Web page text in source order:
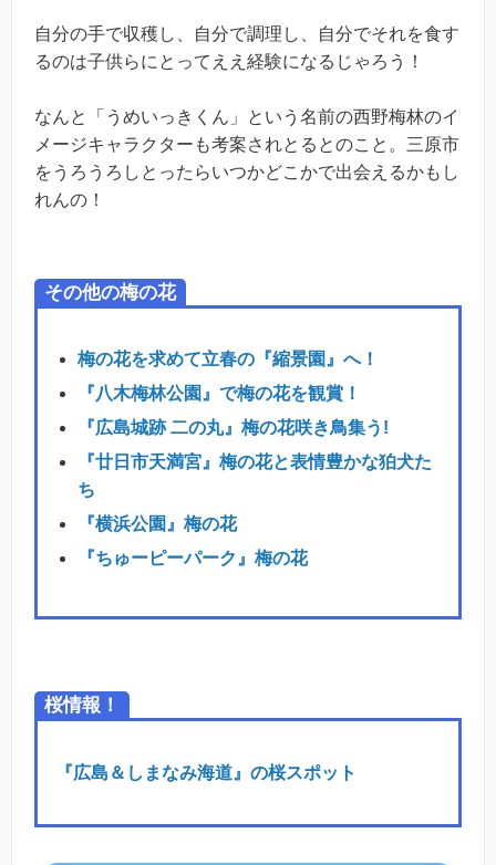
自分の手で収穫し、自分で調理し、自分でそれを食す
るのは子供らにとってええ経験になるじゃろう！
なんと「うめいっきくん」という名前の西野梅林のイ
メージキャラクターも考案されとるとのこと。三原市
をうろうろしとったらいつかどこかで出会えるかもし
れんの！
その他の梅の花
梅の花を求めて立春の『縮景園』へ！
『八木梅林公園』で梅の花を観賞！
『広島城跡 二の丸』梅の花咲き鳥集う!
『廿日市天満宮』梅の花と表情豊かな狛犬た
ち
『横浜公園』梅の花
『ちゅーピーパーク』梅の花
桜情報！
『広島＆しまなみ海道』の桜スポット